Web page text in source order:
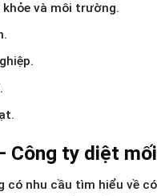
và môi trường.
Công ty diệt
có nhu cầu tìm hiểu về